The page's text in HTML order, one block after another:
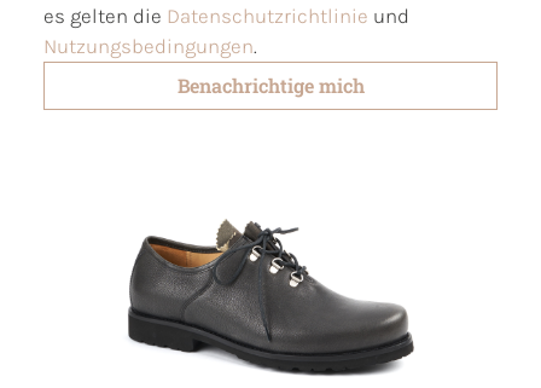
es gelten die Datenschutzrichtlinie und
Nutzungsbedingungen.
Benachrichtige mich